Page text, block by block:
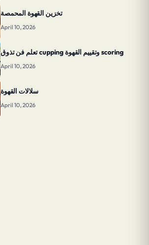
تخزين القهوة المحمصة
April 10, 2026
تعلم فن تذوق cupping وتقييم القهوة scoring
April 10, 2026
سلالات القهوة
April 10, 2026